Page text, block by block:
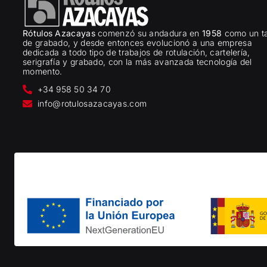
Rótulos Azacayascomenzó su andadura en1958 como un
de grabado, y desde entonces evolucionó a una empresa
dedicada a todo tipo de trabajos de rotulación, cartelería,
serigrafía y grabado, con la más avanzada tecnología del
momento.
+34 958 50 34 70
info@rotulosazacayas.com